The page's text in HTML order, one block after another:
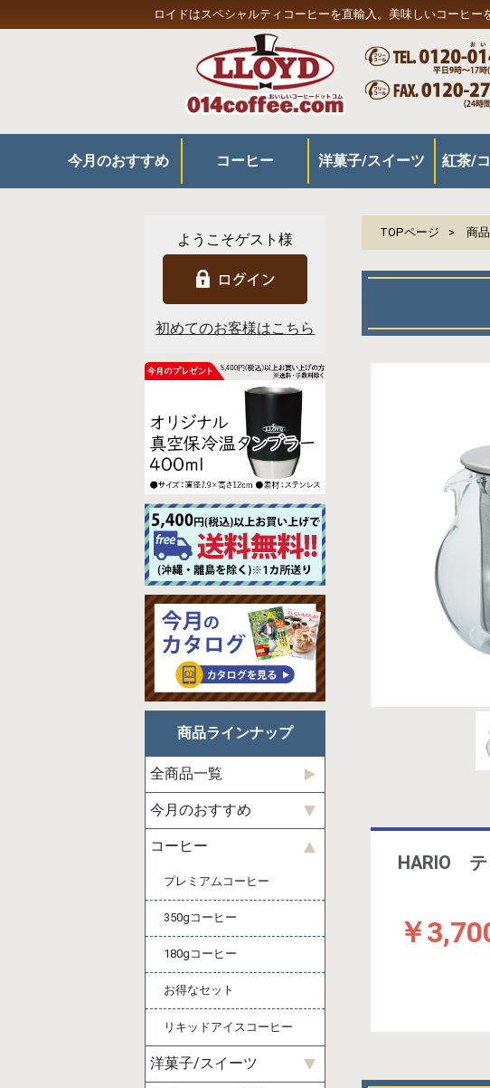
ロイドはスペシャルティコーヒーを直輸入。美味しいコーヒー
今月のおすすめ コーヒー 洋菓子/スイーツ 紅茶/
ようこそゲスト様
初めてのお客様はこちら
商品ラインナップ
全商品一覧
今月のおすすめ
コーヒー
プレミアムコーヒー
350gコーヒー
180gコーヒー
お得なセット
リキッドアイスコーヒー
洋菓子/スイーツ
TOPページ 商
HARIO テ
￥